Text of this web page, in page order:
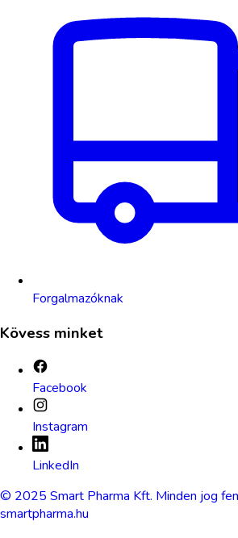
Forgalmazóknak
Kövess minket
Facebook
Instagram
LinkedIn
© 2025 Smart Pharma Kft. Minden jog
smartpharma.hu